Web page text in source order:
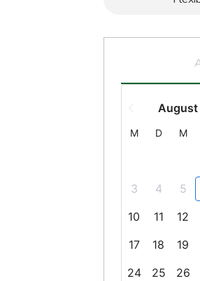
August
M D M
3
4 5
10
11 12
17
18 19
24
25 26